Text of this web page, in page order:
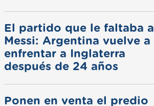
El partido que le faltaba a
Messi: Argentina vuelve a
enfrentar a Inglaterra
después de 24 años
Ponen en venta el predio